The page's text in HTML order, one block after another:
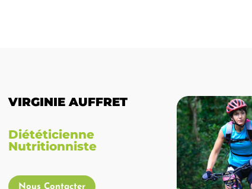
VIRGINIE AUFFRET
Diététicienne
Nutritionniste
Nous Contacter